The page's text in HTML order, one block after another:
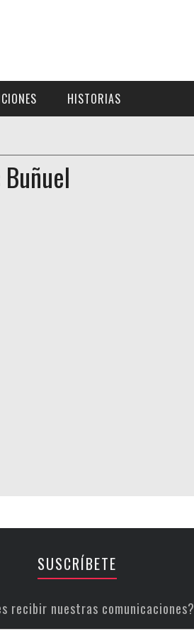
HISTORIAS
SUSCRÍBETE
recibir nuestras comunicaciones?